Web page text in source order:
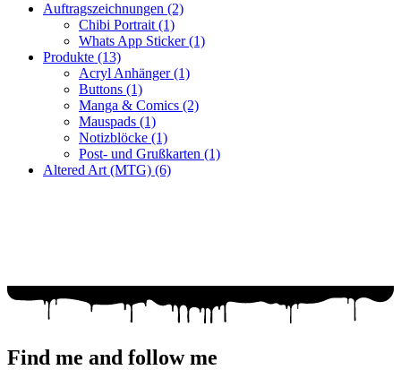
Auftragszeichnungen (2)
Chibi Portrait(1)
Whats App Sticker(1)
Produkte (13)
Acryl Anhänger(1)
Buttons (1)
Manga & Comics (2)
Mauspads (1)
Notizblöcke (1)
Post- und Grußkarten (1)
Altered Art (MTG) (6)
Find me and follow me